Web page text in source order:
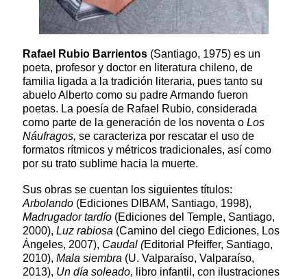
Rafael Rubio Barrientos (Santiago, 1975) es un
poeta, profesor y doctor en literatura chileno, de
familia ligada a la tradición literaria, pues tanto su
abuelo Alberto como su padre Armando fueron
poetas. La poesía de Rafael Rubio, considerada
como parte de la generación de los noventa o Los
Náufragos, se caracteriza por rescatar el uso de
formatos rítmicos y métricos tradicionales, así como
por su trato sublime hacia la muerte.
Sus obras se cuentan los siguientes títulos:
Arbolando (Ediciones DIBAM, Santiago, 1998),
Madrugador tardío (Ediciones del Temple, Santiago,
2000), Luz rabiosa (Camino del ciego Ediciones, Los
Ángeles, 2007), Caudal (Editorial Pfeiffer, Santiago,
2010), Mala siembra (U. Valparaíso, Valparaíso,
2013), Un día soleado, libro infantil, con ilustraciones